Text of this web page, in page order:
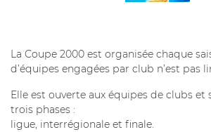
La Coupe 2000 est organisée chaque
d’équipes engagées par club n’est pas
Elle est ouverte aux équipes de clubs et
trois phases :
ligue, interrégionale et finale.